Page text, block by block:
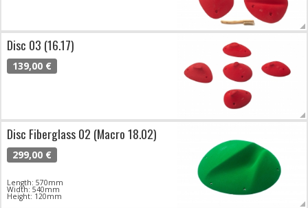
Disc 03 (16.17)
139,00 €
Disc Fiberglass 02 (Macro 18.02)
299,00 €
Length: 570mm
Width: 540mm
Height: 120mm